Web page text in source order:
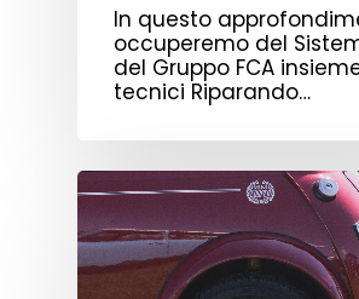
In questo
occuperemo del
del Gruppo FCA
tecnici Riparando…